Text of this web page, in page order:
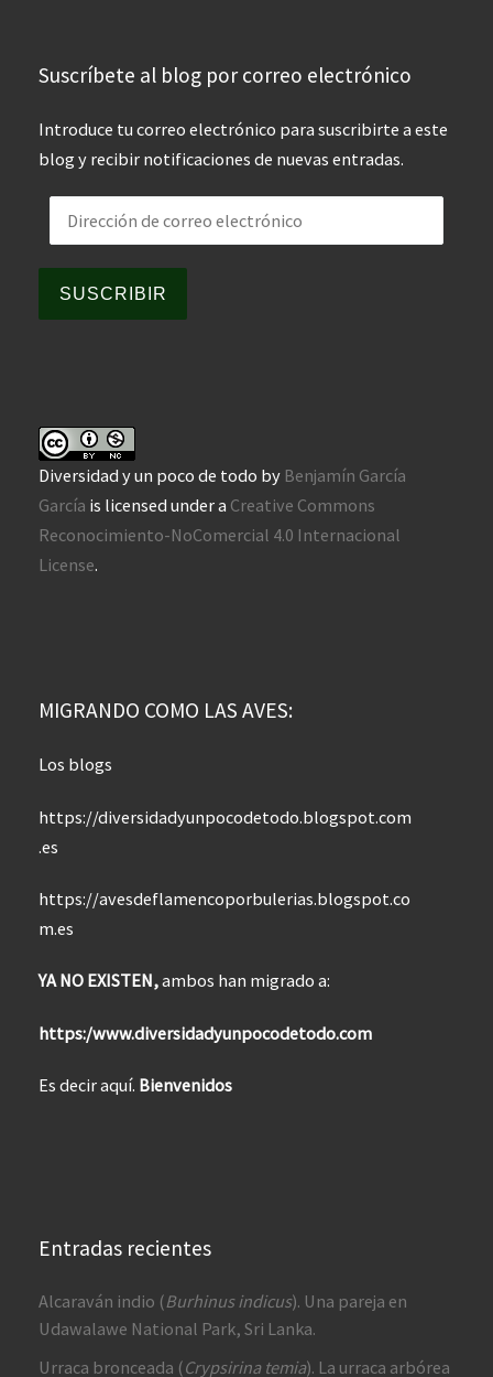
Suscríbete al blog por correo electrónico
Introduce tu correo electrónico para suscribirte a este
blog y recibir notificaciones de nuevas entradas.
Dirección de correo electrónico
SUSCRIBIR
Diversidad y un poco de todo by Benjamín García
García is licensed under a Creative Commons
Reconocimiento-NoComercial 4.0 Internacional
License.
MIGRANDO COMO LAS AVES:
Los blogs
https://diversidadyunpocodetodo.blogspot.com
.es
https://avesdeflamencoporbulerias.blogspot.co
m.es
YA NO EXISTEN,ambos han migrado a:
https:/www.diversidadyunpocodetodo.com
Es decir aquí. Bienvenidos
Entradas recientes
Alcaraván indio (Burhinus indicus). Una pareja en
Udawalawe National Park, Sri Lanka.
Urraca bronceada (Crypsirina temia). La urraca arbórea